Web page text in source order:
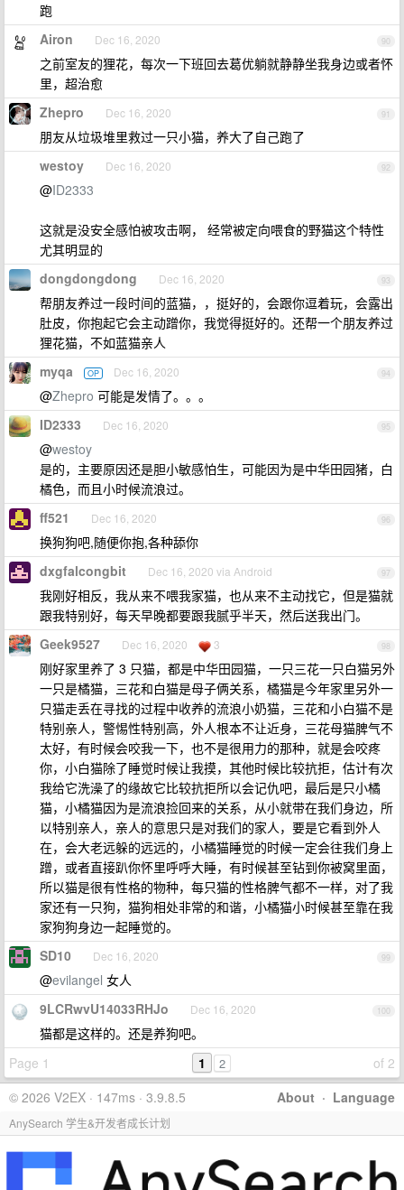
跑
90
Airon Dec 16, 2020
之前室友的狸花，每次一下班回去葛优躺就静静坐我身边或者怀
里，超治愈
91
Zhepro Dec 16, 2020
朋友从垃圾堆里救过一只小猫，养大了自己跑了
92
westoy Dec 16, 2020
@ID2333
这就是没安全感怕被攻击啊， 经常被定向喂食的野猫这个特性
尤其明显的
93
dongdongdong Dec 16, 2020
帮朋友养过一段时间的蓝猫，，挺好的，会跟你逗着玩，会露出
肚皮，你抱起它会主动蹭你，我觉得挺好的。还帮一个朋友养过
狸花猫，不如蓝猫亲人
94
myqa OP Dec 16, 2020
@Zhepro 可能是发情了。。。
95
ID2333 Dec 16, 2020
@westoy
是的，主要原因还是胆小敏感怕生，可能因为是中华田园猪，白
橘色，而且小时候流浪过。
96
ff521 Dec 16, 2020
换狗狗吧,随便你抱,各种舔你
97
dxgfalcongbit Dec 16, 2020 via Android
我刚好相反，我从来不喂我家猫，也从来不主动找它，但是猫就
跟我特别好，每天早晚都要跟我腻乎半天，然后送我出门。
98
Geek9527 Dec 16, 2020 3
刚好家里养了 3 只猫，都是中华田园猫，一只三花一只白猫另外
一只是橘猫，三花和白猫是母子俩关系，橘猫是今年家里另外一
只猫走丢在寻找的过程中收养的流浪小奶猫，三花和小白猫不是
特别亲人，警惕性特别高，外人根本不让近身，三花母猫脾气不
太好，有时候会咬我一下，也不是很用力的那种，就是会咬疼
你，小白猫除了睡觉时候让我摸，其他时候比较抗拒，估计有次
我给它洗澡了的缘故它比较抗拒所以会记仇吧，最后是只小橘
猫，小橘猫因为是流浪捡回来的关系，从小就带在我们身边，所
以特别亲人，亲人的意思只是对我们的家人，要是它看到外人
在，会大老远躲的远远的，小橘猫睡觉的时候一定会往我们身上
蹭，或者直接趴你怀里呼呼大睡，有时候甚至钻到你被窝里面，
所以猫是很有性格的物种，每只猫的性格脾气都不一样，对了我
家还有一只狗，猫狗相处非常的和谐，小橘猫小时候甚至靠在我
家狗狗身边一起睡觉的。
99
SD10 Dec 16, 2020
@evilangel 女人
100
9LCRwvU14033RHJo Dec 16, 2020
猫都是这样的。还是养狗吧。
Page 1
of 2
1 2
About · Language
© 2026 V2EX · 147ms · 3.9.8.5
AnySearch 学生&开发者成长计划